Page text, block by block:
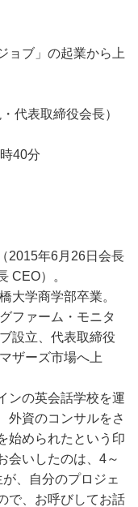
ョブ」の起業から上
代表取締役会長）
40分
2015年6月26日会長
CEO）。
大学商学部卒業。
ファーム・モニタ
設立、代表取締役
ザーズ市場へ上
ンの英会話学校を運
外資のコンサルをさ
始められたという印
会いしたのは、4～
、自分のプロジェ
で、お呼びしてお話